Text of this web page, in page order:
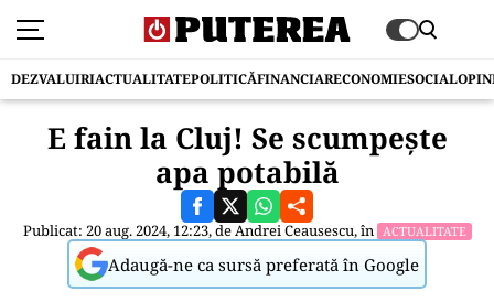
DEZVALUIRIACTUALITATEPOLITICĂFINANCIARECONOMIESOCIAL
E fain la Cluj! Se scumpește
apa potabilă
Publicat: 20 aug. 2024, 12:23, deAndrei Ceausescu, în ACTUALITATE
Adaugă-ne ca sursă preferată în Google